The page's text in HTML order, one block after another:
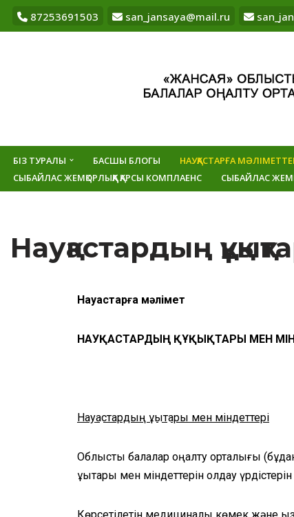
87253691503 san_jansaya@mail.ru
БІЗ ТУРАЛЫ БАСШЫ БЛОГЫ НАУҚАСТАРҒА
СЫБАЙЛАС ЖЕМҚОРЛЫҚҚА ҚАРСЫ КОМПЛАЕНС
СЫБАЙЛАС
Науқастардың
Науқастарға мәлімет
НАУҚАСТАРДЫҢ ҚҰҚЫҚТАРЫ МЕН
Науқастардың құқықтары мен міндеттері
Облыстық балалар оңалту орталығы
құқықтары мен міндеттерін қолдау